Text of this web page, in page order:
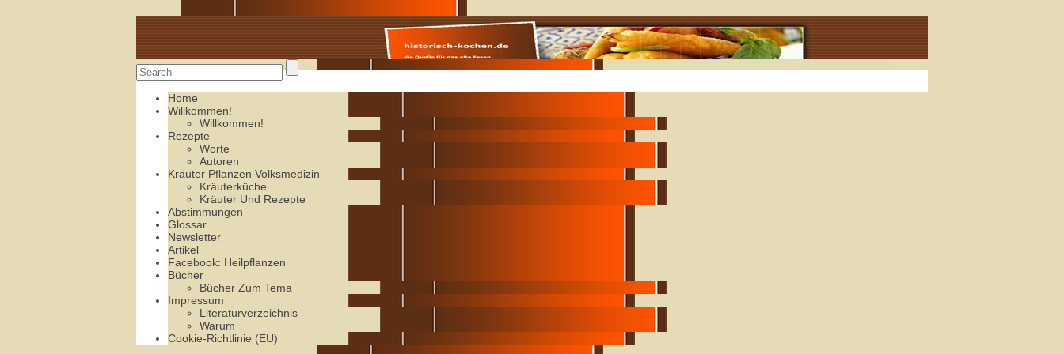
Alte Rezepte online
Home
Willkommen!
Willkommen!
Rezepte
Worte
Autoren
Kräuter Pflanzen Volksmedizin
Kräuterküche
Kräuter Und Rezepte
Abstimmungen
Glossar
Newsletter
Artikel
Facebook: Heilpflanzen
Bücher
Bücher Zum Tema
Impressum
Literaturverzeichnis
Warum
Cookie-Richtlinie (EU)